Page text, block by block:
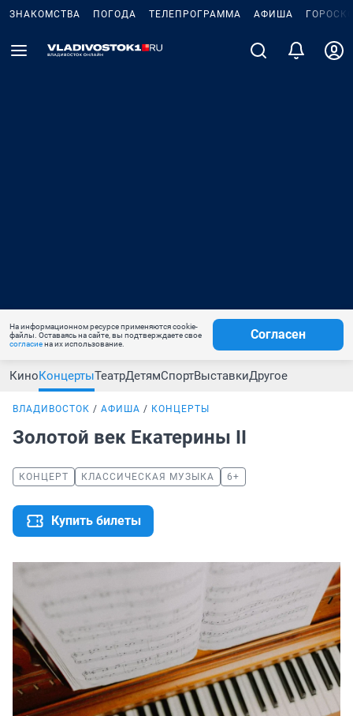
ЗНАКОМСТВА ПОГОДА ТЕЛЕПРОГРАММА АФИША
На информационном ресурсе применяются cookie-
файлы. Оставаясь на сайте, вы подтверждаете свое
согласиена их использование.
Согласен
КиноКонцертыТеатрДетямСпортВыставкиДругое
ВЛАДИВОСТОК АФИША КОНЦЕРТЫ
Золотой век Екатерины II
КОНЦЕРТ КЛАССИЧЕСКАЯ МУЗЫКА 6+
Купить билеты